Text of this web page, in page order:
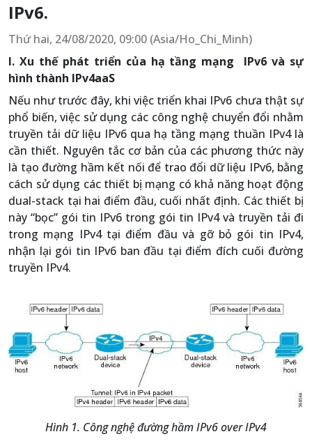
IPv6.
Thứ hai, 24/08/2020, 09:00 (Asia/Ho_Chi_Minh)
I. Xu thế phát triển của hạ tầng mạng IPv6 và sự
hình thành IPv4aaS
Nếu như trước đây, khi việc triển khai IPv6 chưa thật sự
phổ biến, việc sử dụng các công nghệ chuyển đổi nhằm
truyền tải dữ liệu IPv6 qua hạ tầng mạng thuần IPv4 là
cần thiết. Nguyên tắc cơ bản của các phương thức này
là tạo đường hầm kết nối để trao đổi dữ liệu IPv6, bằng
cách sử dụng các thiết bị mạng có khả năng hoạt động
dual-stack tại hai điểm đầu, cuối nhất định. Các thiết bị
này “bọc” gói tin IPv6 trong gói tin IPv4 và truyền tải đi
trong mạng IPv4 tại điểm đầu và gỡ bỏ gói tin IPv4,
nhận lại gói tin IPv6 ban đầu tại điểm đích cuối đường
truyền IPv4.
Hình 1. Công nghệ đường hầm IPv6 over IPv4